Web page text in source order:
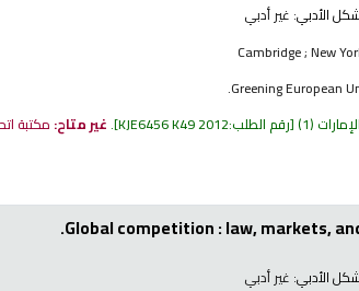
الأدبي: غير أدبي
Cambridge ; New
Greening European
(1) رقم الطلب:KJE6456 K49 2012
.غير متاح: مكتبة
Global competition : law, markets,
الأدبي: غير أدبي